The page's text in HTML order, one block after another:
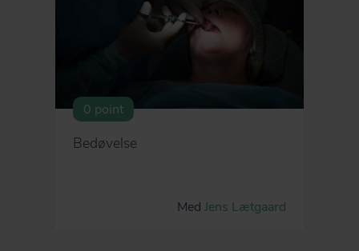
0 point
Bedøvelse
Med Jens Lætgaard